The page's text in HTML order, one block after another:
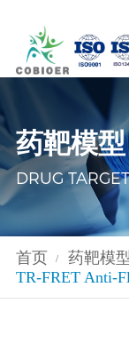
药靶模型
DRUG
首页 / 药靶模型
TR-FRET Anti-